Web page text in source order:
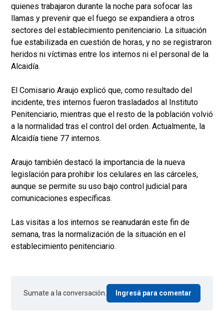
quienes trabajaron durante la noche para sofocar las
llamas y prevenir que el fuego se expandiera a otros
sectores del establecimiento penitenciario. La situación
fue estabilizada en cuestión de horas, y no se registraron
heridos ni víctimas entre los internos ni el personal de la
Alcaidía.
El Comisario Araujo explicó que, como resultado del
incidente, tres internos fueron trasladados al Instituto
Penitenciario, mientras que el resto de la población volvió
a la normalidad tras el control del orden. Actualmente, la
Alcaidía tiene 77 internos.
Araujo también destacó la importancia de la nueva
legislación para prohibir los celulares en las cárceles,
aunque se permite su uso bajo control judicial para
comunicaciones específicas.
Las visitas a los internos se reanudarán este fin de
semana, tras la normalización de la situación en el
establecimiento penitenciario.
Sumate a la conversación. Ingresá para comentar